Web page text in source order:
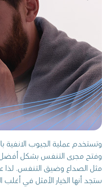
وتستخدم عملية الجيوب الانفية
وفتح مجرى التنفس بشكل
مثل الصداع وضيق التنفس. لذا
ستجد أنها الخيار الأمثل في أغلب